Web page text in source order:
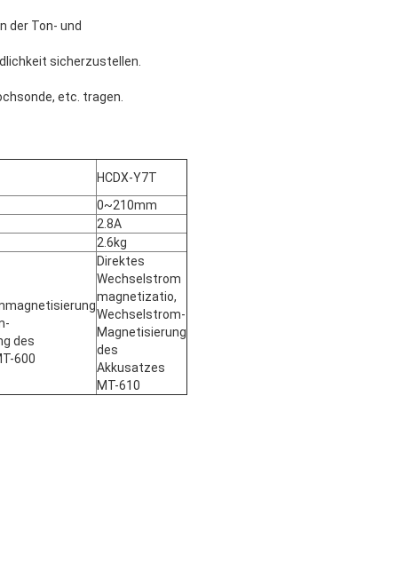
der Ton- und
sicherzustellen.
etc. tragen.
HCDX-Y7T
0~210mm
2.8A
2.6kg
des
600
Direktes
Wechselstrom
magnetizatio,
Wechselstrom-
Magnetisierung
des
Akkusatzes
MT-610